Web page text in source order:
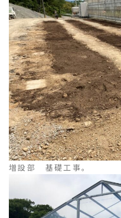
増設部 基礎工事。